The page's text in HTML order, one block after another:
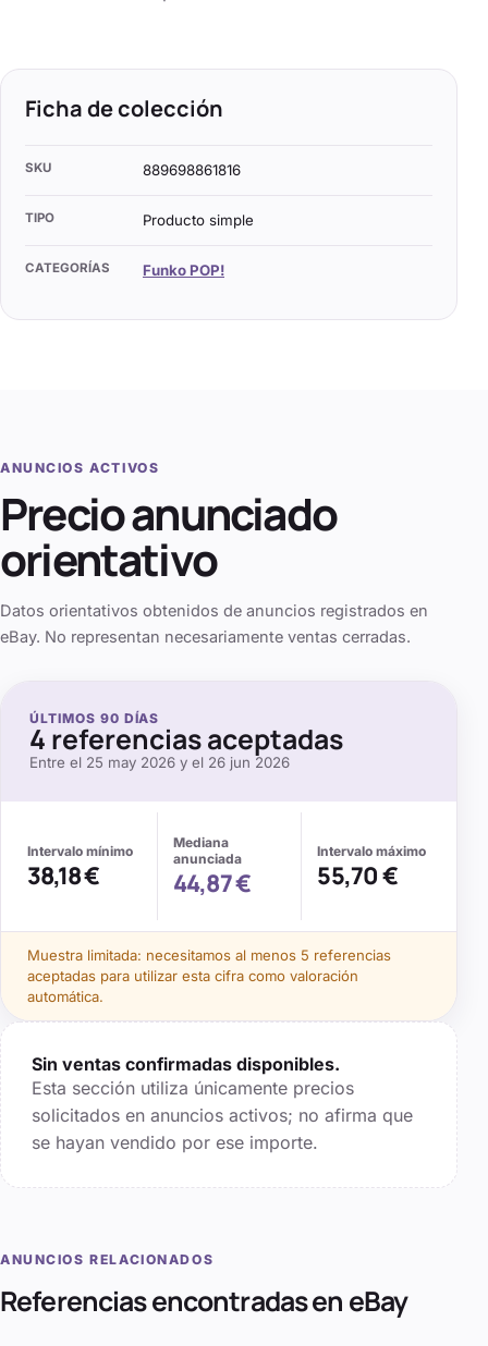
Ficha de colección
SKU 889698861816
TIPO Producto simple
CATEGORÍAS Funko POP!
ANUNCIOS ACTIVOS
Precio anunciado
orientativo
Datos orientativos obtenidos de anuncios registrados en
eBay. No representan necesariamente ventas cerradas.
ÚLTIMOS 90 DÍAS
4 referencias aceptadas
Entre el 25 may 2026 y el 26 jun 2026
Intervalo mínimo
38,18 €
Mediana
anunciada
44,87 €
Intervalo máximo
55,70 €
Muestra limitada: necesitamos al menos 5 referencias
aceptadas para utilizar esta cifra como valoración
automática.
Sin ventas confirmadas disponibles.
Esta sección utiliza únicamente precios
solicitados en anuncios activos; no afirma que
se hayan vendido por ese importe.
ANUNCIOS RELACIONADOS
Referencias encontradas en eBay